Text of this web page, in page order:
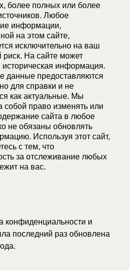
более полных или более
Любое
информации,
на этом сайте,
исключительно на ваш
риск. На сайте может
историческая информация.
данные предоставляются
для справки и не
как актуальные. Мы
собой право изменять или
сайта в любое
не обязаны обновлять
Используя этот сайт,
с тем, что
за отслеживание любых
на вас.
конфиденциальности и
последний раз обновлена